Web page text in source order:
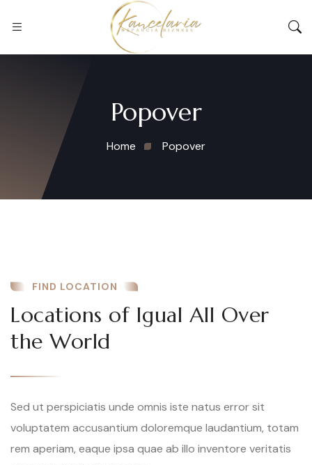
Popover
Home Popover
FIND LOCATION
Locations of Igual All Over
the World
Sed ut perspiciatis unde omnis iste natus error sit
voluptatem accusantium doloremque laudantium, totam
rem aperiam, eaque ipsa quae ab illo inventore veritatis